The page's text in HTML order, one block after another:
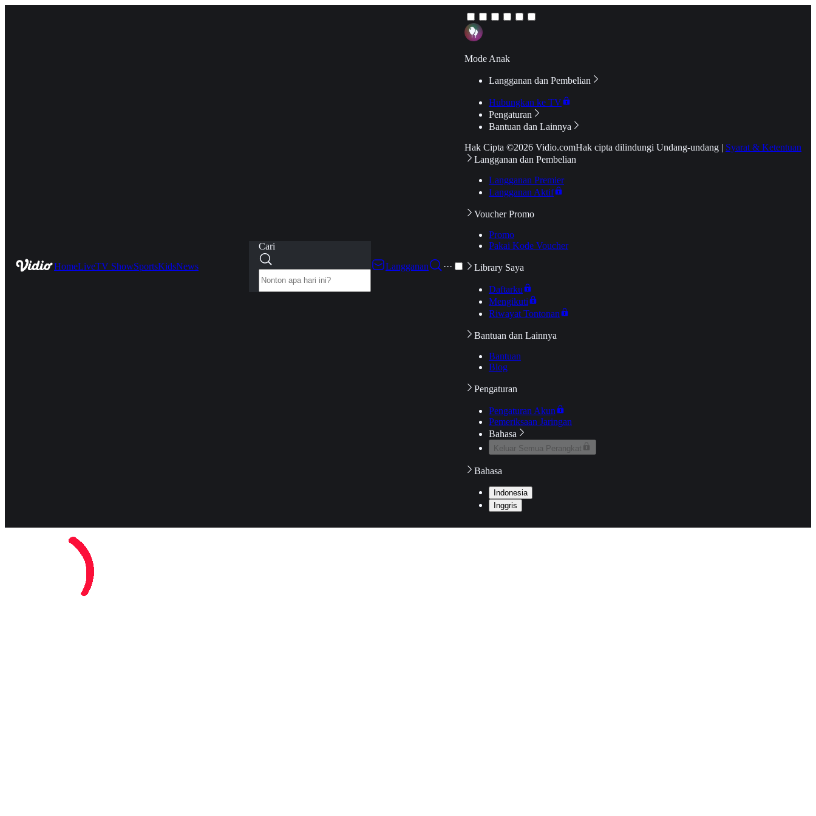
HomeLiveTV ShowSportsKidsNews
Cari
Langganan
···
Mode Anak
Langganan dan Pembelian
Hubungkan ke TV
Pengaturan
Bantuan dan Lainnya
Hak Cipta ©2026 Vidio.comHak cipta dilindungi Undang-undang | Syarat & Ketentuan
Langganan dan Pembelian
Langganan Premier
Langganan Aktif
Voucher Promo
Promo
Pakai Kode Voucher
Library Saya
Daftarku
Mengikuti
Riwayat Tontonan
Bantuan dan Lainnya
Bantuan
Blog
Pengaturan
Pengaturan Akun
Pemeriksaan Jaringan
Bahasa
Keluar Semua Perangkat
Bahasa
Indonesia
Inggris